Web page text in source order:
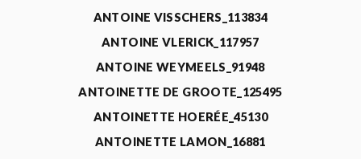
ANTOINE VISSCHERS_113834
ANTOINE VLERICK_117957
ANTOINE WEYMEELS_91948
ANTOINETTE DE GROOTE_125495
ANTOINETTE HOERÉE_45130
ANTOINETTE LAMON_16881